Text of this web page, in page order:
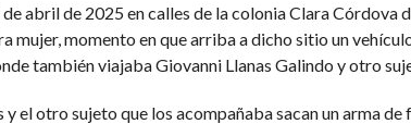
abril de 2025 en calles de la colonia Clara Córdova
mujer, momento en que arriba a dicho sitio un
también viajaba Giovanni Llanas Galindo y otro
el otro sujeto que los acompañaba sacan un arma